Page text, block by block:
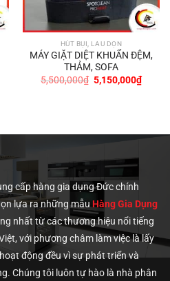
HÚT BỤI, LAU DỌN
MÁY GIẶT DIỆT KHUẨN ĐỆM,
THẢM, SOFA
5,500,000₫ Giá
gốc
5,150,000₫Giá
hiện
cấp hàng gia dụng Đức chính
lựa ra những mẫuHàng Gia Dụng
nhất từ các thương hiệu nổi tiếng
với phương châm làm việc là lấy
động đều vì sự phát triển và
Chúng tôi luôn tự hào là nhà phân